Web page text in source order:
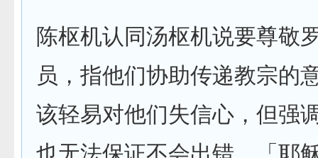
陈枢机认同汤枢机说要尊敬
员，指他们协助传递教宗的
该轻易对他们失信心，但强
也无法保证不会出错，「耶